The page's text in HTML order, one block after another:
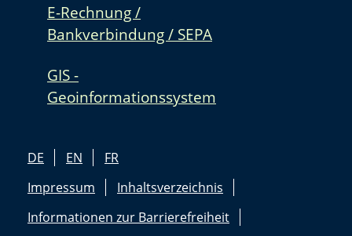
E-Rechnung /
Bankverbindung / SEPA
GIS -
Geoinformationssystem
DE EN
FR
Impressum
Inhaltsverzeichnis
Informationen zur Barrierefreiheit